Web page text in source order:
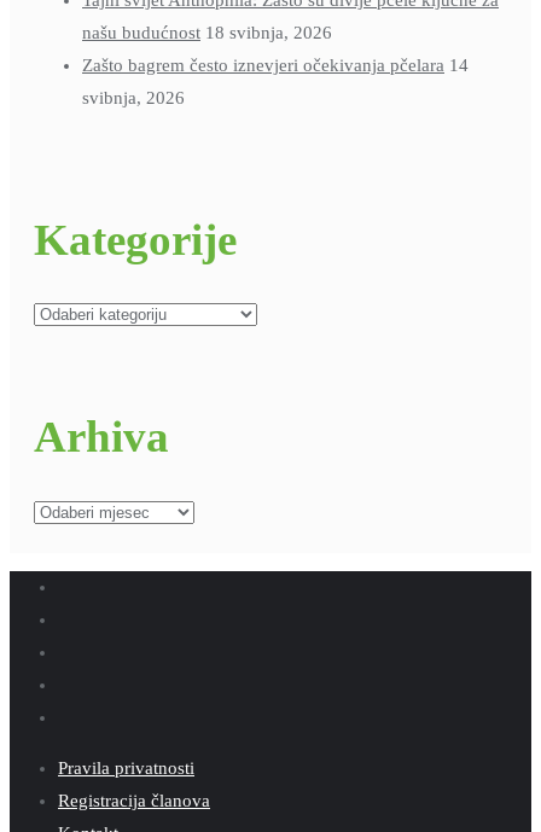
našu budućnost 18 svibnja, 2026
Zašto bagrem često iznevjeri očekivanja pčelara 14
svibnja, 2026
Kategorije
Kategorije
Arhiva
Arhiva
Pravila privatnosti
Registracija članova